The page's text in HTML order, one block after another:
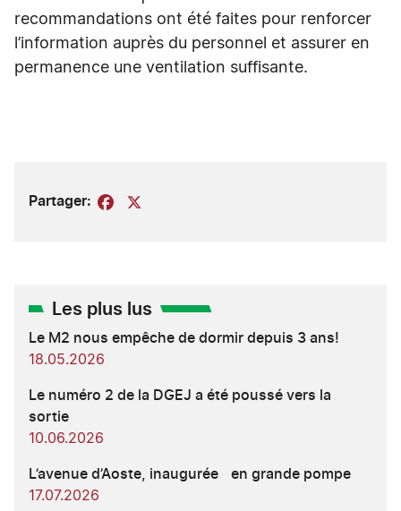
recommandations ont été faites pour renforcer
l’information auprès du personnel et assurer en
permanence une ventilation suffisante.
Partager: Facebook
Les plus lus
Le M2 nous empêche de dormir depuis 3 ans!
18.05.2026
Le numéro 2 de la DGEJ a été poussé vers la
sortie
10.06.2026
L’avenue d’Aoste, inaugurée en grande pompe
17.07.2026